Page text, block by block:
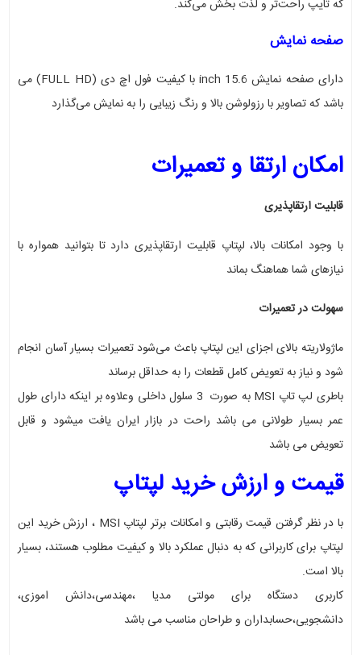
که تایپ راحت‌تر و لذت بخش می‌کند.
صفحه نمایش
دارای صفحه نمایش 15.6 inch با کیفیت فول اچ دی (FULL HD)
می
باشد که تصاویر با رزولوشن بالا و رنگ زیبایی را به نمایش می‌گذارد
امکان ارتقا و تعمیرات
قابلیت ارتقاپذیری
با وجود امکانات بالا، لپتاپ قابلیت ارتقاپذیری دارد تا بتوانید همواره با
نیازهای شما هماهنگ بماند
سهولت در تعمیرات
ماژولاریته بالای اجزای این لپتاپ باعث می‌شود تعمیرات بسیار آسان انجام
شود و نیاز به تعویض کامل قطعات را به حداقل برساند
باطری لپ تاپ MSI به صورت 3 سلول داخلی وعلاوه بر اینکه دارای طول
عمر بسیار طولانی می باشد راحت در بازار ایران یافت میشود و قابل
تعویض می باشد
قیمت و ارزش خرید لپتاپ
با در نظر گرفتن قیمت رقابتی و امکانات برتر لپتاپ MSI ، ارزش خرید این
لپتاپ برای کاربرانی که به دنبال عملکرد بالا و کیفیت مطلوب هستند، بسیار
بالا است.
کاربری دستگاه برای مولتی مدیا ،مهندسی،دانش اموزی،
دانشجویی،حسابداران و طراحان مناسب می باشد